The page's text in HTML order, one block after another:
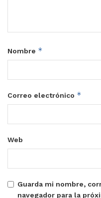
Nombre *
Correo electrónico *
Web
Guarda mi nombre,
navegador para la